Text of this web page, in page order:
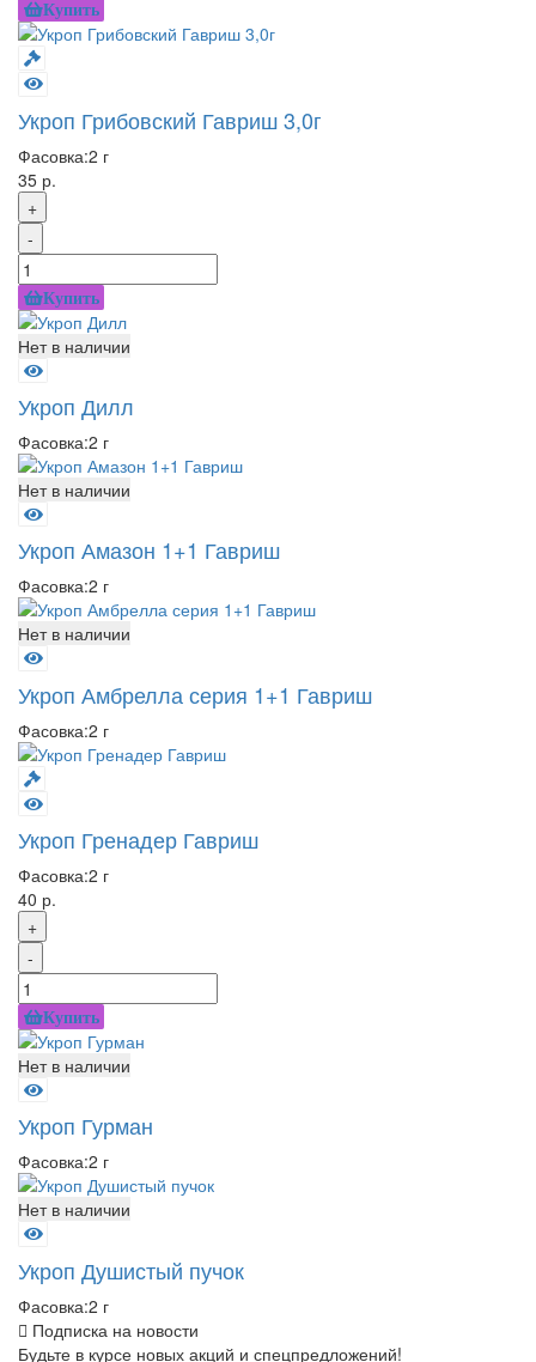
Купить
Укроп Грибовский Гавриш 3,0г
Фасовка:2 г
35 р.
+
-
Купить
Нет в наличии
Укроп Дилл
Фасовка:2 г
Нет в наличии
Укроп Амазон 1+1 Гавриш
Фасовка:2 г
Нет в наличии
Укроп Амбрелла серия 1+1 Гавриш
Фасовка:2 г
Укроп Гренадер Гавриш
Фасовка:2 г
40 р.
+
-
Купить
Нет в наличии
Укроп Гурман
Фасовка:2 г
Нет в наличии
Укроп Душистый пучок
Фасовка:2 г
Подписка на новости
Будьте в курсе новых акций и спецпредложений!